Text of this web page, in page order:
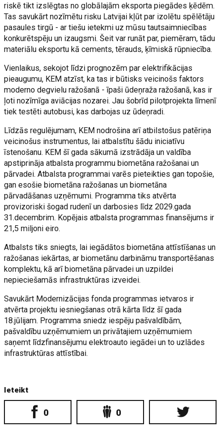
riskē tikt izslēgtas no globālajām eksporta piegādes ķēdēm.
Tas savukārt nozīmētu risku Latvijai kļūt par izolētu spēlētāju
pasaules tirgū - ar tiešu ietekmi uz mūsu tautsaimniecības
konkurētspēju un izaugsmi. Šeit var runāt par, piemēram, tādu
materiālu eksportu kā cements, tērauds, ķīmiskā rūpniecība.
Vienlaikus, sekojot līdzi prognozēm par elektrifikācijas
pieaugumu, KEM atzīst, ka tas ir būtisks veicinošs faktors
moderno degvielu ražošanā - īpaši ūdeņraža ražošanā, kas ir
ļoti nozīmīga aviācijas nozarei. Jau šobrīd pilotprojekta līmenī
tiek testēti autobusi, kas darbojas uz ūdeņradi.
Līdzās regulējumam, KEM nodrošina arī atbilstošus patēriņa
veicinošus instrumentus, lai atbalstītu šādu iniciatīvu
īstenošanu. KEM šī gada sākumā izstrādāja un valdība
apstiprināja atbalsta programmu biometāna ražošanai un
pārvadei. Atbalsta programmai varēs pieteikties gan topošie,
gan esošie biometāna ražošanas un biometāna
pārvadāšanas uzņēmumi. Programma tiks atvērta
provizoriski šogad rudenī un darbosies līdz 2029.gada
31.decembrim. Kopējais atbalsta programmas finansējums ir
21,5 miljoni eiro.
Atbalsts tiks sniegts, lai iegādātos biometāna attīstīšanas un
ražošanas iekārtas, ar biometānu darbināmu transportēšanas
komplektu, kā arī biometāna pārvadei un uzpildei
nepieciešamās infrastruktūras izveidei.
Savukārt Modernizācijas fonda programmas ietvaros ir
atvērta projektu iesniegšanas otrā kārta līdz šī gada
18.jūlijam. Programma sniedz iespēju pašvaldībām,
pašvaldību uzņēmumiem un privātajiem uzņēmumiem
saņemt līdzfinansējumu elektroauto iegādei un to uzlādes
infrastruktūras attīstībai.
Ieteikt
0 0